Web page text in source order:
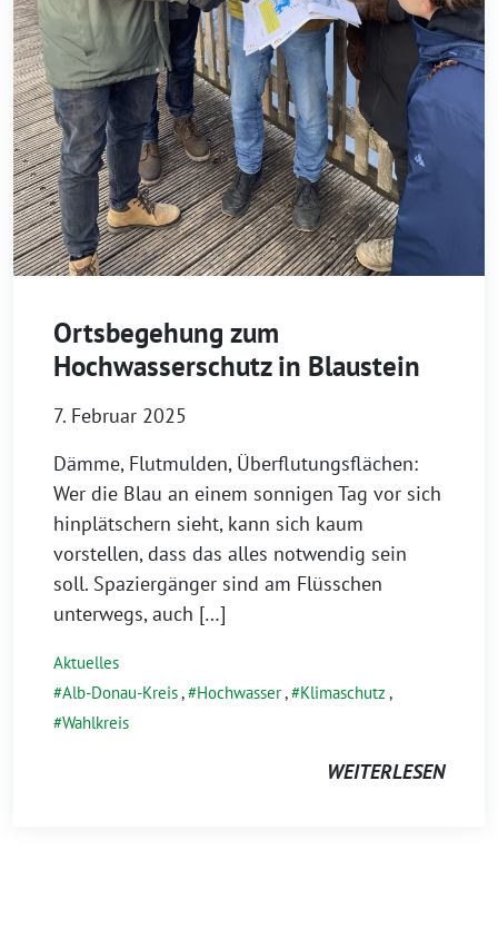
Ortsbegehung zum
Hochwasserschutz in Blaustein
7. Februar 2025
Dämme, Flutmulden, Überflutungsflächen:
Wer die Blau an einem sonnigen Tag vor sich
hinplätschern sieht, kann sich kaum
vorstellen, dass das alles notwendig sein
soll. Spaziergänger sind am Flüsschen
unterwegs, auch […]
Aktuelles
Alb-Donau-Kreis, Hochwasser, Klimaschutz ,
Wahlkreis
WEITERLESEN